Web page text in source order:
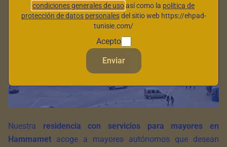
Nuestra residencia con servicios para mayores en
Hammamet acoge a mayores autónomos que desean
condiciones generales de usoasí como la política de
protección de datos personalesdel sitio web https://ehpad-
tunisie.com/
Acepto
Enviar